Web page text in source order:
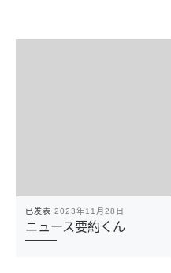
已发表 2023年11月28日
ニュース要約くん